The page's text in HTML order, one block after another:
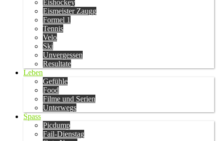
Eishockey
Eismeister Zaugg
Formel 1
Tennis
Velo
Ski
Unvergessen
Resultate
Leben
Gefühle
Food
Filme und Serien
Unterwegs
Spass
Picdump
Fail-Dienstag